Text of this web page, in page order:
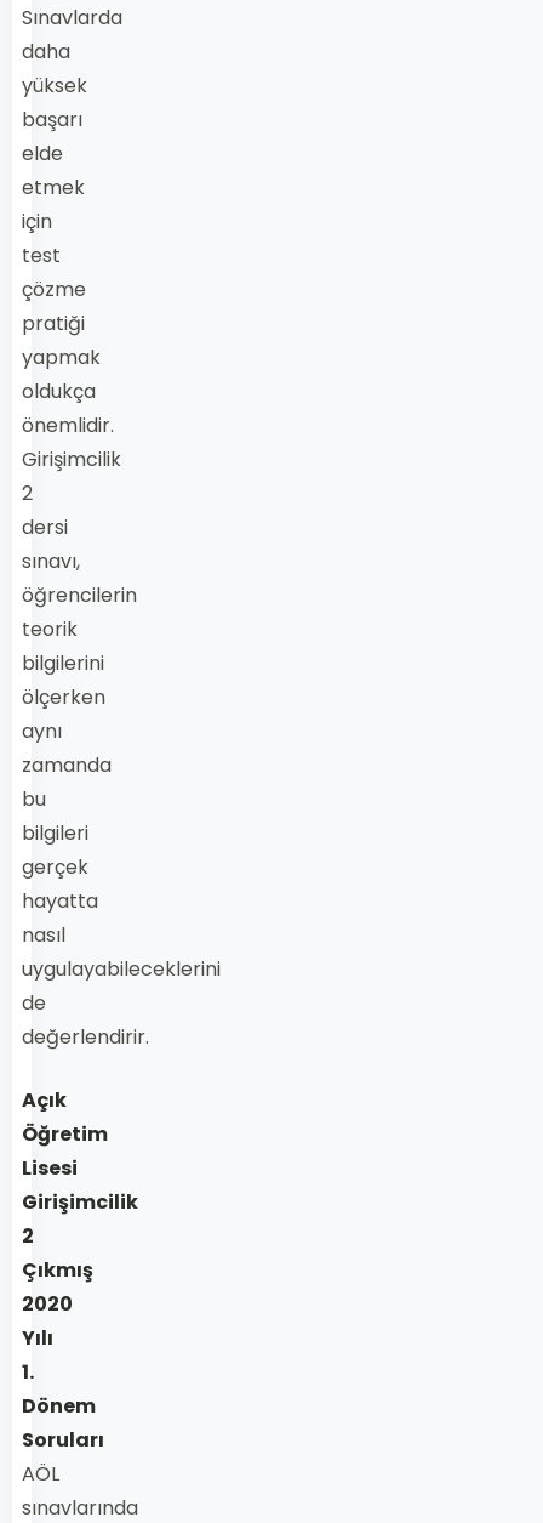
Sınavlarda
daha
yüksek
başarı
elde
etmek
için
test
çözme
pratiği
yapmak
oldukça
önemlidir.
Girişimcilik
2
dersi
sınavı,
öğrencilerin
teorik
bilgilerini
ölçerken
aynı
zamanda
bu
bilgileri
gerçek
hayatta
nasıl
uygulayabileceklerini
de
değerlendirir.
Açık
Öğretim
Lisesi
Girişimcilik
2
Çıkmış
2020
Yılı
1.
Dönem
Soruları
AÖL
sınavlarında